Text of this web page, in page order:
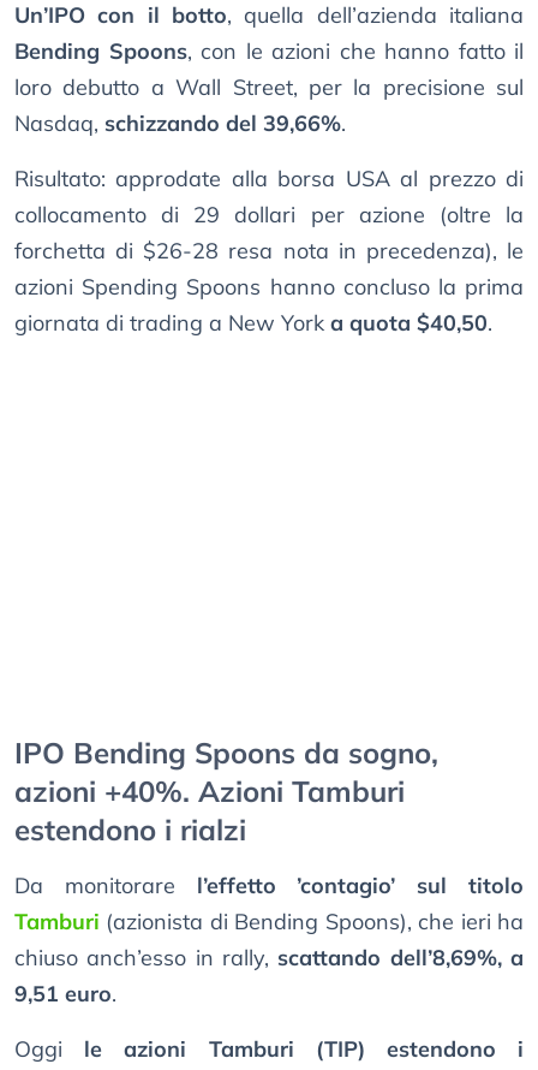
Un’IPO con il botto, quella dell’azienda italiana
Bending Spoons, con le azioni che hanno fatto il
loro debutto a Wall Street, per la precisione sul
Nasdaq, schizzando del 39,66%.
Risultato: approdate alla borsa USA al prezzo di
collocamento di 29 dollari per azione (oltre la
forchetta di $26-28 resa nota in precedenza), le
azioni Spending Spoons hanno concluso la prima
giornata di trading a New York a quota $40,50.
IPO Bending Spoons da sogno,
azioni +40%. Azioni Tamburi
estendono i rialzi
Da monitorare l’effetto ’contagio’ sul titolo
Tamburi (azionista di Bending Spoons), che ieri ha
chiuso anch’esso in rally, scattando dell’8,69%, a
9,51 euro.
Oggi le azioni Tamburi (TIP) estendono i